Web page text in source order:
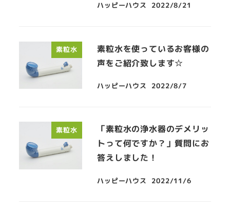
ハッピーハウス 2022/8/21
素粒水
素粒水を使っているお客様の
声をご紹介致します☆
ハッピーハウス 2022/8/7
素粒水
「素粒水の浄水器のデメリッ
トって何ですか？」質問にお
答えしました！
ハッピーハウス 2022/11/6